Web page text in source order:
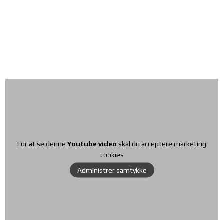
For at se denne Youtube video skal du acceptere marketing
cookies
Administrer samtykke